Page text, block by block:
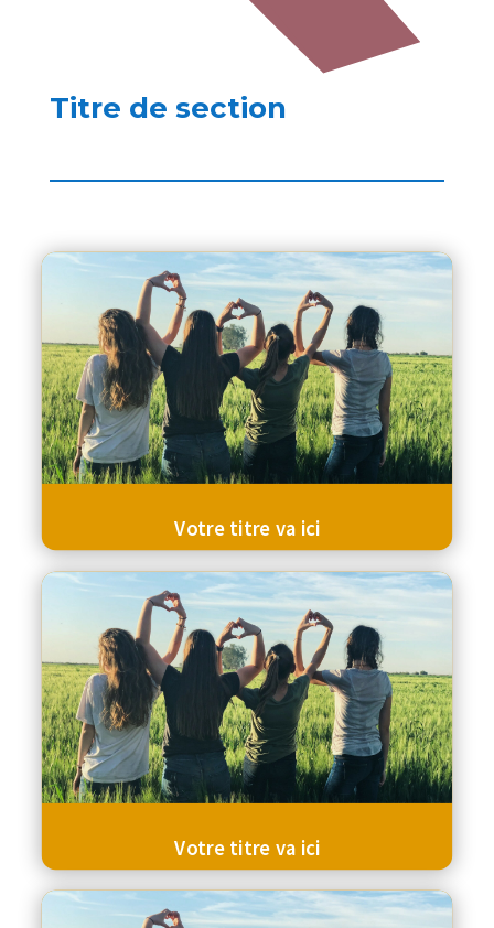
Titre de section
Votre titre va ici
Votre titre va ici